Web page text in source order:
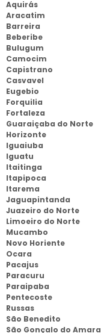
Aquirás
Aracatim
Barreira
Beberibe
Bulugum
Camocim
Capistrano
Casvavel
Eugebio
Forquilia
Fortaleza
Guaraiçaba do Norte
Horizonte
Iguaiuba
Iguatu
Itaitinga
Itapipoca
Itarema
Jaguapintanda
Juazeiro do Norte
Limoeiro do Norte
Mucambo
Novo Horiente
Ocara
Pacajus
Paracuru
Paraipaba
Pentecoste
Russas
São Benedito
São Gonçalo do